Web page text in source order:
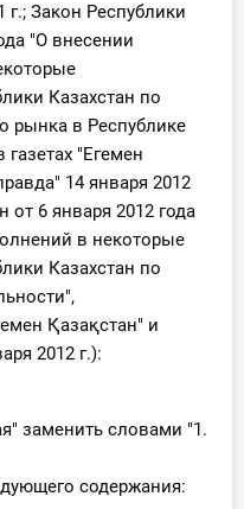
г.; Закон Республики
"О внесении
Казахстан по
рынка в Республике
"Егемен
14 января 2012
от 6 января 2012 года
в некоторые
Казахстан по
Қазақстан" и
2012 г.):
заменить словами "1.
содержания: